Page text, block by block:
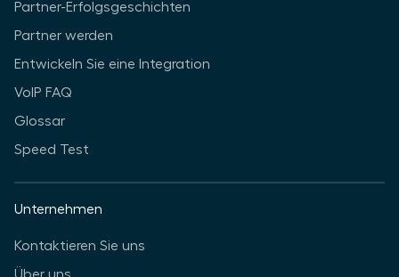
Partner-Erfolgsgeschichten
Partner werden
Entwickeln Sie eine Integration
VoIP FAQ
Glossar
Speed Test
Unternehmen
Kontaktieren Sie uns